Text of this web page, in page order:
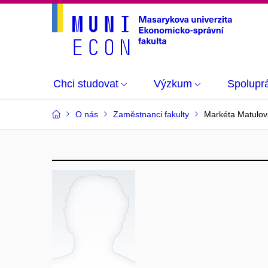
Chci studovat Výzkum
O nás Zaměstnanci fakulty Markéta